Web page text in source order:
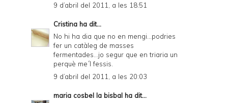
9 d’abril del 2011, a les 18:51
Cristina ha dit...
No hi ha dia que no en mengi...podries
fer un catàleg de masses
fermentades...jo segur que en triaria un
perquè me´l fessis.
9 d’abril del 2011, a les 20:03
maria cosbel la bisbal ha dit...